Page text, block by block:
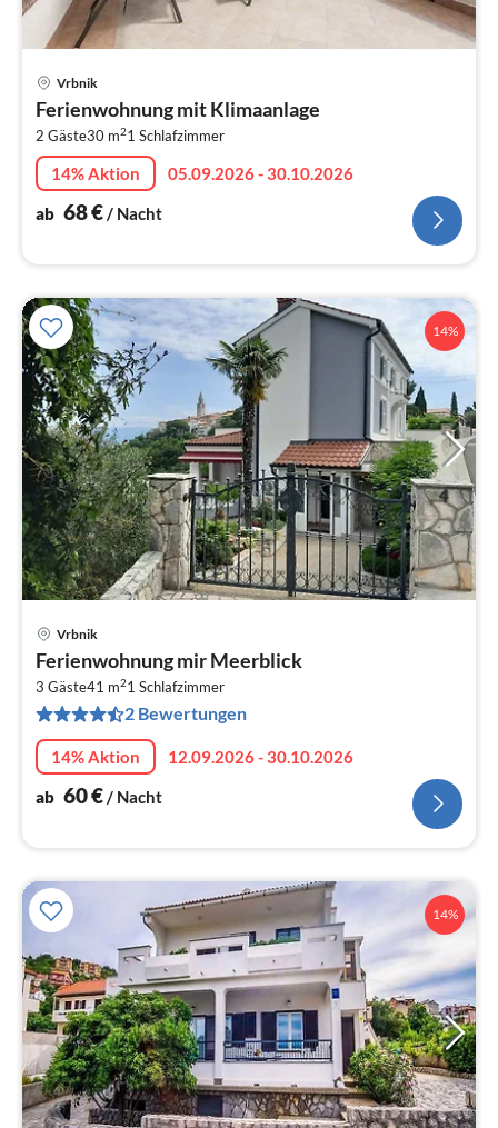
Vrbnik
Ferienwohnung mit Klimaanlage
2 Gäste30 m21 Schlafzimmer
14% Aktion
05.09.2026 - 30.10.2026
ab 68€ / Nacht
14%
Vrbnik
Ferienwohnung mir Meerblick
3 Gäste41 m21 Schlafzimmer
2 Bewertungen
14% Aktion
12.09.2026 - 30.10.2026
ab 60€/ Nacht
14%